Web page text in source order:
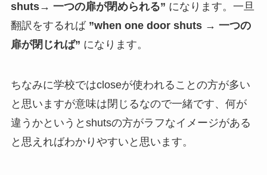
shuts→ 一つの扉が閉められる” になります。一旦
翻訳をするれば”when one door shuts → 一つの
扉が閉じれば” になります。
ちなみに学校ではcloseが使われることの方が多い
と思いますが意味は閉じるなので一緒です、何が
違うかというとshutsの方がラフなイメージがある
と思えればわかりやすいと思います。